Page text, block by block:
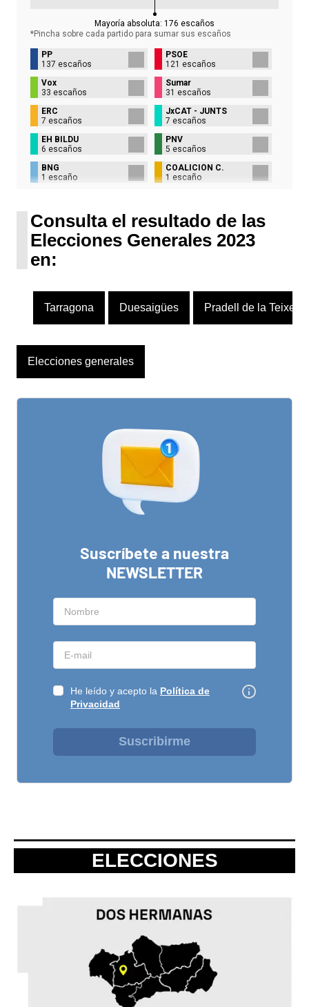
Mayoría absoluta: 176 escaños
*Pincha sobre cada partido para sumar sus escaños
PP
137 escaños
PSOE
121 escaños
Vox
33 escaños
Sumar
31 escaños
ERC
7 escaños
JxCAT - JUNTS
7 escaños
EH BILDU
6 escaños
PNV
5 escaños
BNG
1 escaño
COALICIÓN C.
1 escaño
Consulta el resultado de las
Elecciones Generales 2023
en:
Tarragona Duesaigües Pradell de la Teixeta
Elecciones generales
Suscríbete a nuestra
NEWSLETTER
He leído y acepto la Política de
Privacidad
Suscribirme
ELECCIONES